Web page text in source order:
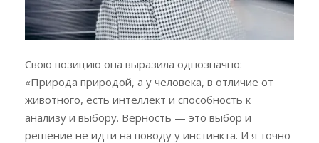
Свою позицию она выразила однозначно:
«Природа природой, а у человека, в отличие от
животного, есть интеллект и способность к
анализу и выбору. Верность — это выбор и
решение не идти на поводу у инстинкта. И я точно